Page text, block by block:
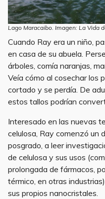
Lago Maracaibo. Imagen: La Vida
Cuando Ray era un niño,
en casa de su abuela.
árboles, comía naranjas,
Veía cómo al cosechar los
cortado y se perdía. De
estos tallos podrían
Interesado en las nuevas
celulosa, Ray comenzó un
posgrado, a leer
de celulosa y sus usos
prolongada de fármacos,
térmico, en otras
sus propios nanocristales.